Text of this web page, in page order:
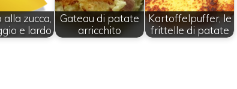
zucca,
e lardo
Gateau di patate
arricchito
Kartoffelpuffer, le
frittelle di patate